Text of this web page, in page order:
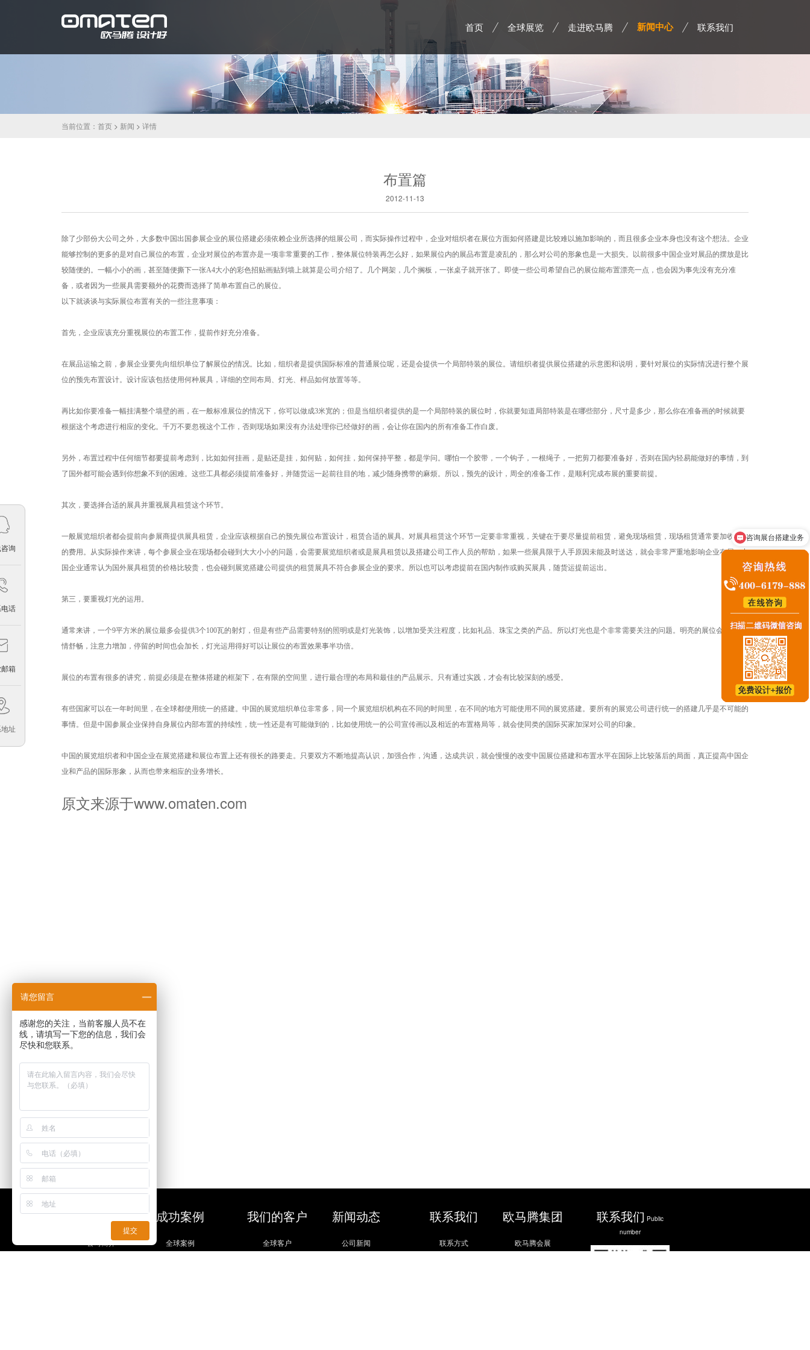
首页 全球展览 走进欧马腾 新闻中心 联系我们
询
话
箱
址
当前位置： 首页 > 新闻 > 详情
布置篇
2012-11-13
除了少部份大公司之外，大多数中国出国参展企业的展位搭建必须依赖企业所选择的组展公司，而实际操作过程中，企业对组织者在展位方面如何搭建是比较难以施加影响的，而且很多企业本身也没有这个想法。企业
能够控制的更多的是对自己展位的布置，企业对展位的布置亦是一项非常重要的工作，整体展位特装再怎么好，如果展位内的展品布置是凌乱的，那么对公司的形象也是一大损失。以前很多中国企业对展品的摆放是比
较随便的。一幅小小的画，甚至随便撕下一张A4大小的彩色招贴画贴到墙上就算是公司介绍了。几个网架，几个搁板，一张桌子就开张了。即使一些公司希望自己的展位能布置漂亮一点，也会因为事先没有充分准
备，或者因为一些展具需要额外的花费而选择了简单布置自己的展位。
以下就谈谈与实际展位布置有关的一些注意事项：
首先，企业应该充分重视展位的布置工作，提前作好充分准备。
在展品运输之前，参展企业要先向组织单位了解展位的情况。比如，组织者是提供国际标准的普通展位呢，还是会提供一个局部特装的展位。请组织者提供展位搭建的示意图和说明，要针对展位的实际情况进行整个展
位的预先布置设计。设计应该包括使用何种展具，详细的空间布局、灯光、样品如何放置等等。
再比如你要准备一幅挂满整个墙壁的画，在一般标准展位的情况下，你可以做成3米宽的；但是当组织者提供的是一个局部特装的展位时，你就要知道局部特装是在哪些部分，尺寸是多少，那么你在准备画的时候就要
根据这个考虑进行相应的变化。千万不要忽视这个工作，否则现场如果没有办法处理你已经做好的画，会让你在国内的所有准备工作白废。
另外，布置过程中任何细节都要提前考虑到，比如如何挂画，是贴还是挂，如何贴，如何挂，如何保持平整，都是学问。哪怕一个胶带，一个钩子，一根绳子，一把剪刀都要准备好，否则在国内轻易能做好的事情，到
了国外都可能会遇到你想象不到的困难。这些工具都必须提前准备好，并随货运一起前往目的地，减少随身携带的麻烦。所以，预先的设计，周全的准备工作，是顺利完成布展的重要前提。
其次，要选择合适的展具并重视展具租赁这个环节。
一般展览组织者都会提前向参展商提供展具租赁，企业应该根据自己的预先展位布置设计，租赁合适的展具。对展具租赁这个环节一定要非常重视，关键在于要尽量提前租赁，避免现场租赁，现场租赁通常要加收20%
的费用。从实际操作来讲，每个参展企业在现场都会碰到大大小小的问题，会需要展览组织者或是展具租赁以及搭建公司工作人员的帮助，如果一些展具限于人手原因未能及时送达，就会非常严重地影响企业布展。中
国企业通常认为国外展具租赁的价格比较贵，也会碰到展览搭建公司提供的租赁展具不符合参展企业的要求。所以也可以考虑提前在国内制作或购买展具，随货运提前运出。
第三，要重视灯光的运用。
通常来讲，一个9平方米的展位最多会提供3个100瓦的射灯，但是有些产品需要特别的照明或是灯光装饰，以增加受关注程度，比如礼品、珠宝之类的产品。所以灯光也是个非常需要关注的问题。明亮的展位会让人心
情舒畅，注意力增加，停留的时间也会加长，灯光运用得好可以让展位的布置效果事半功倍。
展位的布置有很多的讲究，前提必须是在整体搭建的框架下，在有限的空间里，进行最合理的布局和最佳的产品展示。只有通过实践，才会有比较深刻的感受。
有些国家可以在一年时间里，在全球都使用统一的搭建。中国的展览组织单位非常多，同一个展览组织机构在不同的时间里，在不同的地方可能使用不同的展览搭建。要所有的展览公司进行统一的搭建几乎是不可能的
事情。但是中国参展企业保持自身展位内部布置的持续性，统一性还是有可能做到的，比如使用统一的公司宣传画以及相近的布置格局等，就会使同类的国际买家加深对公司的印象。
中国的展览组织者和中国企业在展览搭建和展位布置上还有很长的路要走。只要双方不断地提高认识，加强合作，沟通，达成共识，就会慢慢的改变中国展位搭建和布置水平在国际上比较落后的局面，真正提高中国企
业和产品的国际形象，从而也带来相应的业务增长。
原文来源于www.omaten.com
关于我们
公司简介
成功案例
全球案例
我们的客户
全球客户
新闻动态
公司新闻
联系我们
联系方式
欧马腾集团
欧马腾会展
联系我们 Public
number
可以出设计图和报价嘛？
请您留言
感谢您的关注，当前客服人员不在
线，请填写一下您的信息，我们会
尽快和您联系。
提交